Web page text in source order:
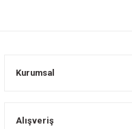
Kurumsal
Alışveriş